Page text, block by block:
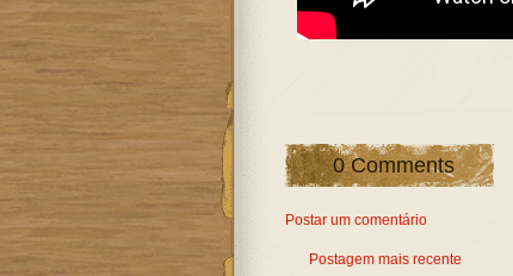
0 Comments
Postar um comentário
Postagem mais recente